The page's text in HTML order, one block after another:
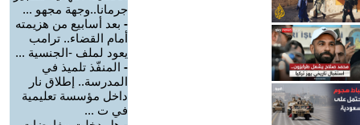
جرمانا..وجهة مجهو ...
- بعد أسابيع من هزيمته
أمام القضاء.. ترامب
يعود لملف -الجنسية ...
- المنفّذ تلميذ في
المدرسة.. إطلاق نار
داخل مؤسسة تعليمية
في ت ...